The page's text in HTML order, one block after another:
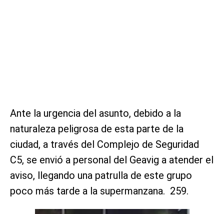
Ante la urgencia del asunto, debido a la
naturaleza peligrosa de esta parte de la
ciudad, a través del Complejo de Seguridad
C5, se envió a personal del Geavig a atender el
aviso, llegando una patrulla de este grupo
poco más tarde a la supermanzana. 259.